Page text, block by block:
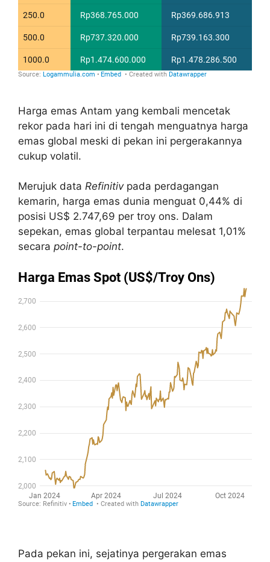
Harga emas Antam yang kembali mencetak
rekor pada hari ini di tengah menguatnya harga
emas global meski di pekan ini pergerakannya
cukup volatil.
Merujuk data Refinitivpada perdagangan
kemarin, harga emas dunia menguat 0,44% di
posisi US$ 2.747,69 per troy ons. Dalam
sepekan, emas global terpantau melesat 1,01%
secara point-to-point.
Pada pekan ini, sejatinya pergerakan emas